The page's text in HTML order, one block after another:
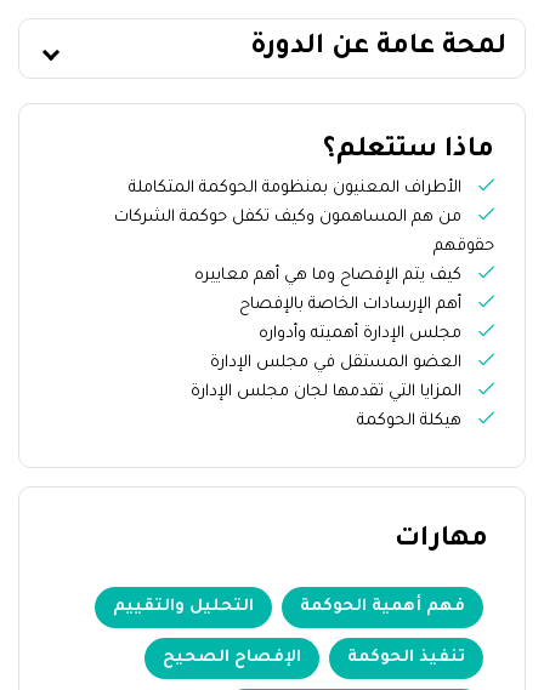
لمحة عامة عن الدورة
ماذا ستتعلم؟
الأطراف المعنيون بمنظومة الحوكمة المتكاملة
من هم المساهمون وكيف تكفل حوكمة الشركات
حقوقهم
كيف يتم الإفصاح وما هي أهم معاييره
أهم الإرسادات الخاصة بالإفصاح
مجلس الإدارة أهميته وأدواره
العضو المستقل في مجلس الإدارة
المزايا التي تقدمها لجان مجلس الإدارة
هيكلة الحوكمة
مهارات
فهم أهمية الحوكمة التحليل والتقييم
تنفيذ الحوكمة الإفصاح الصحيح